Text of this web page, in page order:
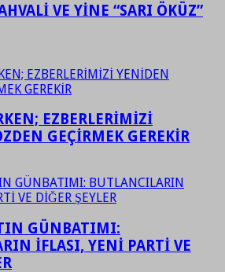
VE YİNE “SARI ÖKÜZ”
EZBERLERİMİZİ
GEÇİRMEK GEREKİR
GÜNBATIMI:
İFLASI, YENİ PARTİ VE